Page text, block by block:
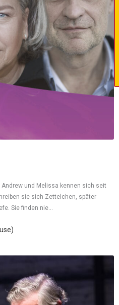
und Melissa kennen sich seit
sie sich Zettelchen, später
Sie finden nie...